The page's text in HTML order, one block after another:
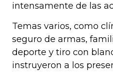
intensamente de las
Temas varios, como
seguro de armas,
deporte y tiro con
instruyeron a los